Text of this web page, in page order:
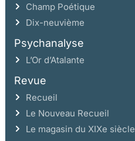
Champ Poétique
Dix-neuvième
Psychanalyse
L’Or d’Atalante
Revue
Recueil
Le Nouveau Recueil
Le magasin du XIXe siècle